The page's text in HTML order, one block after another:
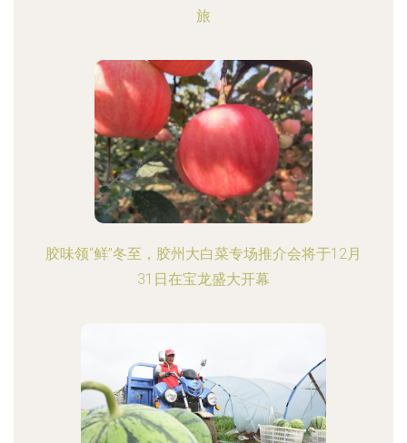
旅
胶味领“鲜”冬至，胶州大白菜专场推介会将于12月
31日在宝龙盛大开幕